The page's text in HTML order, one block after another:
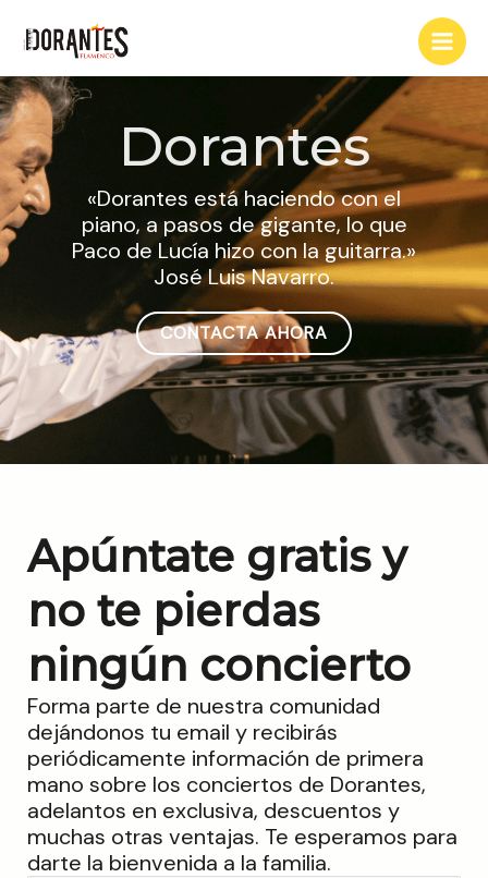
contenido
Main
Dorantes
«Dorantes está haciendo con el
piano, a pasos de gigante, lo que
Paco de Lucía hizo con la guitarra.»
José Luis Navarro.
CONTACTA AHORA
Apúntate gratis y
no te pierdas
ningún concierto
Forma parte de nuestra comunidad
dejándonos tu email y recibirás
periódicamente información de primera
mano sobre los conciertos de Dorantes,
adelantos en exclusiva, descuentos y
muchas otras ventajas. Te esperamos para
darte la bienvenida a la familia.